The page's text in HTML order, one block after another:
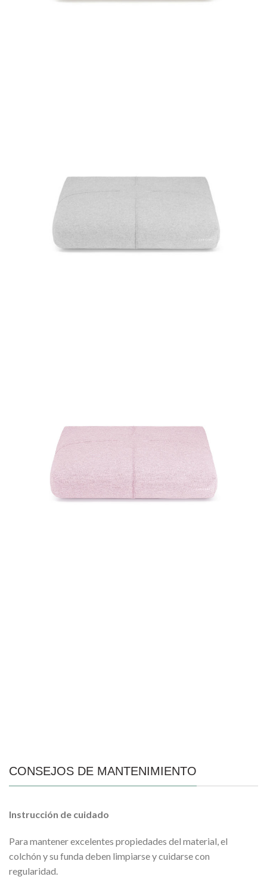
CONSEJOS DE MANTENIMIENTO
Instrucción de cuidado
Para mantener excelentes propiedades del material, el
colchón y su funda deben limpiarse y cuidarse con
regularidad.